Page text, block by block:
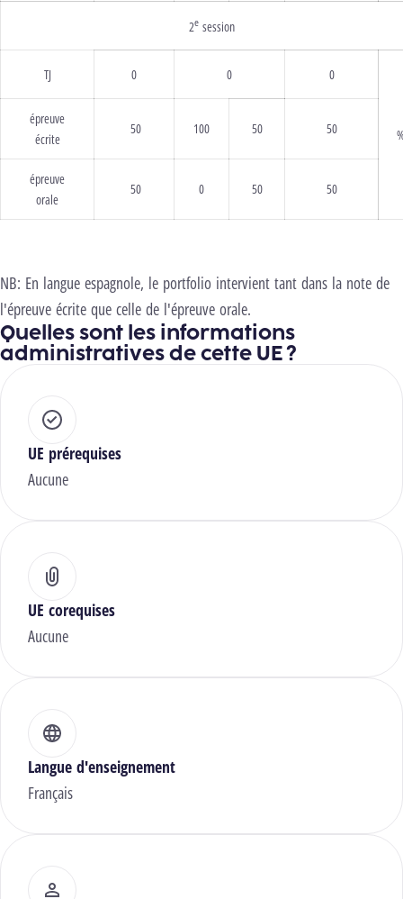
2e session
TJ 0 0 0
épreuve
écrite
50 100 50 50
épreuve
orale
50 0 50 50
NB: En langue espagnole, le portfolio intervient tant dans la note de
l'épreuve écrite que celle de l'épreuve orale.
Quelles sont les informations
administratives de cette UE ?
UE prérequises
Aucune
UE corequises
Aucune
Langue d'enseignement
Français